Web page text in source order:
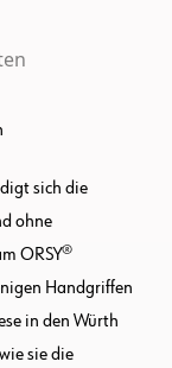
sich die
ohne
ORSY®
Handgriffen
in den Würth
sie die